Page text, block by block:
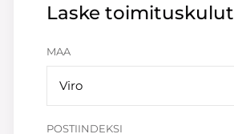
Laske toimituskulut
MAA
Viro
POSTIINDEKSI